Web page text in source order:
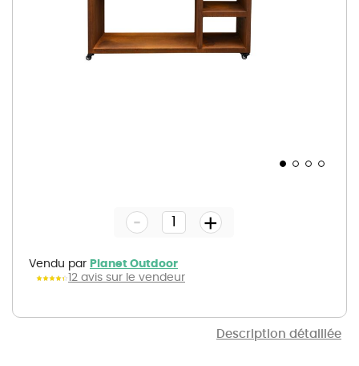
Description détaillée
gallery
Vendu par Planet Outdoor
12 avis sur le vendeur
- +